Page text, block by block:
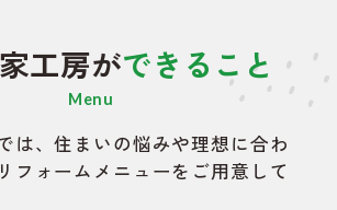
工房ができること
Menu
は、住まいの悩みや理想に合わ
フォームメニューをご用意して